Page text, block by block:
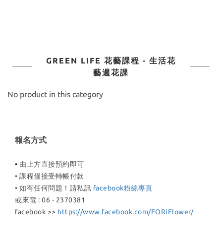
GREEN LIFE 花藝課程 - 生活花
藝週花課
No product in this category
報名方式
• 由上方直接預約即可
• 課程僅接受轉帳付款
• 如有任何問題 ！請私訊 facebook粉絲專頁
或來電 : 06 - 2370381
facebook >> https://www.facebook.com/FORiFlower/